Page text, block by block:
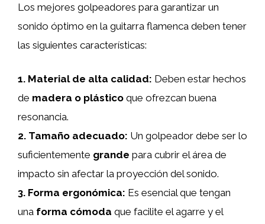
Los mejores golpeadores para garantizar un
sonido óptimo en la guitarra flamenca deben tener
las siguientes características:
1. Material de alta calidad: Deben estar hechos
de madera o plástico que ofrezcan buena
resonancia.
2. Tamaño adecuado: Un golpeador debe ser lo
suficientemente grande para cubrir el área de
impacto sin afectar la proyección del sonido.
3. Forma ergonómica: Es esencial que tengan
una forma cómoda que facilite el agarre y el